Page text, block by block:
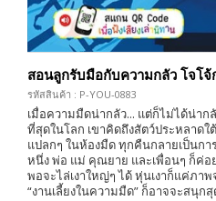
สอนลูกรับมือกับความกลัว โจโ
รหัสสินค้า : P-YOU-0883
เมื่อความมืดน่ากลัว... แต่ก็ไม่ได้น่าก
ที่สุดในโลก เขาคิดถึงสัตว์ประหลาดใ
แปลกๆ ในห้องมืด ทุกคืนกลายเป็นก
หนึ่ง พ่อ แม่ คุณยาย และเพื่อนๆ ก็ค่อ
พอจะไล่เงาใหญ่ๆ ได้ หุ่นเงาก็แค่ภา
“งานเลี้ยงในความมืด” ก็อาจจะสนุกสุ